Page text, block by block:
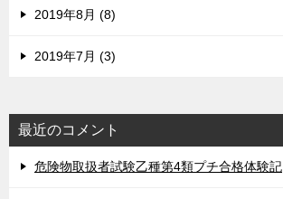
2019年8月 (8)
2019年7月 (3)
最近のコメント
危険物取扱者試験乙種第4類プチ合格体験記